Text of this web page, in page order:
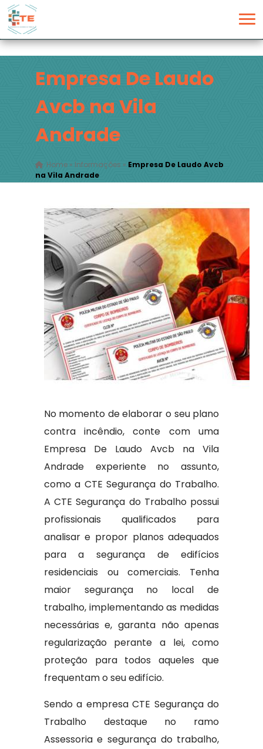
Empresa De Laudo
Avcb na Vila
Andrade
Home» Informações » Empresa De Laudo Avcb
na Vila Andrade
No momento de elaborar o seu plano
contra incêndio, conte com uma
Empresa De Laudo Avcb na Vila
Andrade experiente no assunto,
como a CTE Segurança do Trabalho.
A CTE Segurança do Trabalho possui
profissionais qualificados para
analisar e propor planos adequados
para a segurança de edifícios
residenciais ou comerciais. Tenha
maior segurança no local de
trabalho, implementando as medidas
necessárias e, garanta não apenas
regularização perante a lei, como
proteção para todos aqueles que
frequentam o seu edifício.
Sendo a empresa CTE Segurança do
Trabalho destaque no ramo
Assessoria e segurança do trabalho,